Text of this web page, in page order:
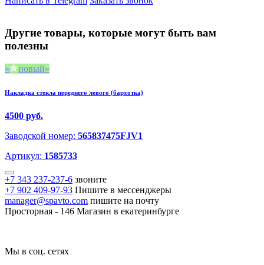
Другие товары, которые могут быть вам
полезны
новый
Накладка стекла переднего левого (бархотка)
4500 руб.
Заводской номер: 565837475FJV1
Артикул: 1585733
+7 343 237-237-6 звоните
+7 902 409-97-93 Пишите в мессенджеры
manager@spavto.com пишите на почту
Просторная - 146 Магазин в екатеринбурге
Мы в соц. сетях